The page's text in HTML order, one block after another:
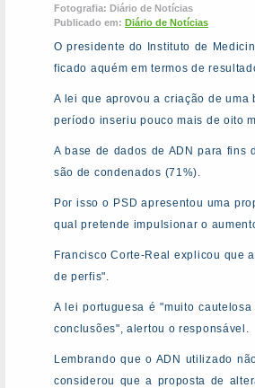
Fotografia: Diário de Notícias
Publicado em: Diário de Notícias
O presidente do Instituto de
ficado aquém em termos de
A lei que aprovou a criação de
período inseriu pouco mais de oito
A base de dados de ADN para
são de condenados (71%).
Por isso o PSD apresentou uma
qual pretende impulsionar o
Francisco Corte-Real explicou que
de perfis".
A lei portuguesa é "muito
conclusões", alertou o responsável.
Lembrando que o ADN utilizado
considerou que a proposta de